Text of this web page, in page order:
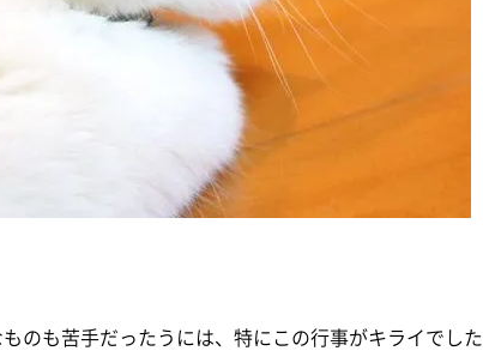
のも苦手だったうには、特にこの行事がキライでした